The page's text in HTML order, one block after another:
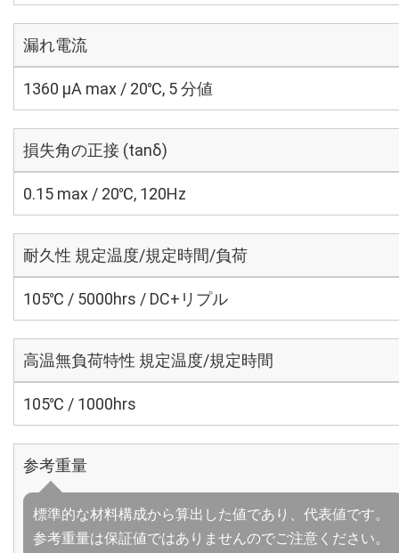
漏れ電流
1360 μA max / 20℃, 5 分値
損失角の正接 (tanδ)
0.15 max / 20℃, 120Hz
耐久性 規定温度/規定時間/負荷
105℃ / 5000hrs / DC+リプル
高温無負荷特性 規定温度/規定時間
105℃ / 1000hrs
参考重量
標準的な材料構成から算出した値であり、代表値です。
参考重量は保証値ではありませんのでご注意ください。